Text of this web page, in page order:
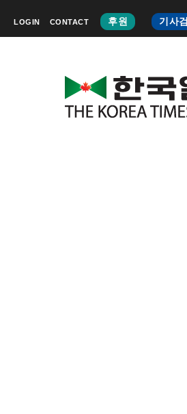
LOGIN CONTACT 후원 기사